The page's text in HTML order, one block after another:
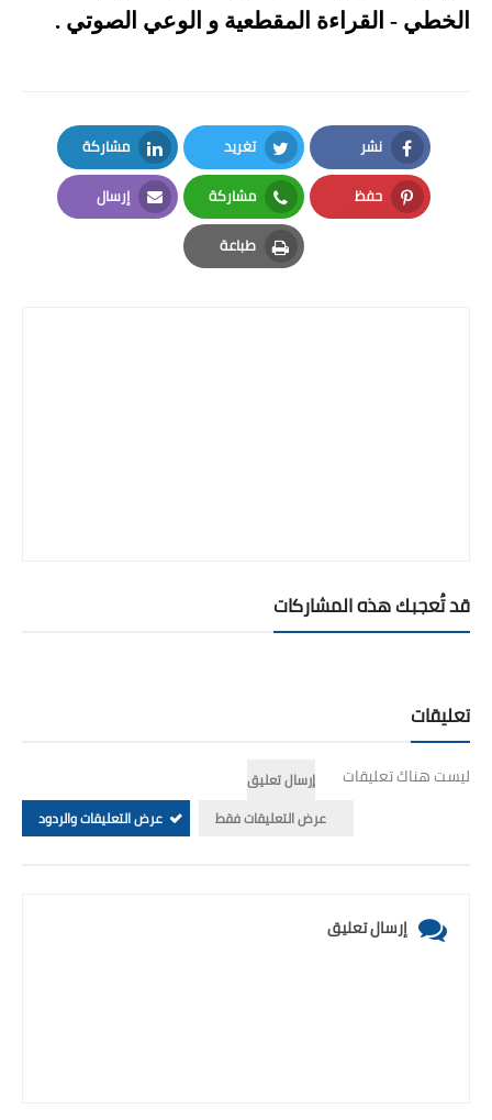
الخطي - القراءة المقطعية و الوعي الصوتي .
نشر
Facebook
تغريد
Twitter
مشاركة
LinkedIn
حفظ
Pinterest
مشاركة
Whatsapp
إرسال
Email
طباعة
Print
قد تُعجبك هذه المشاركات
تعليقات
ليست هناك تعليقات
إرسال تعليق
عرض التعليقات فقط
عرض التعليقات والردود
إرسال تعليق